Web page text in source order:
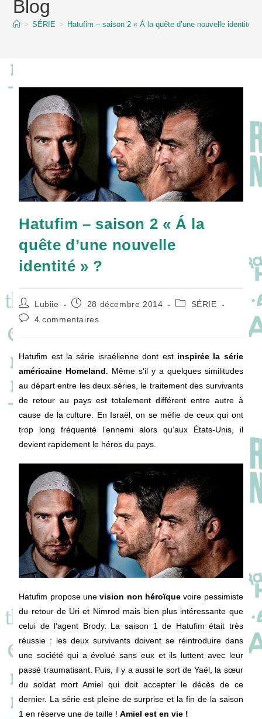
contentBlog
> SÉRIE > Hatufim – saison 2 « Á la quête d’une nouvelle identité »
Hatufim – saison 2 « Á la
quête d’une nouvelle
identité » ?
Auteur/autrice
de
la
Lubiie
Publication
28 décembre 2014
PostSÉRIE
Commentaires
4 commentaires
Hatufim est la série israélienne dont est inspirée la série
américaine Homeland . Même s’il y a quelques similitudes
au départ entre les deux séries, le traitement des survivants
de retour au pays est totalement différent entre autre à
cause de la culture. En Israël, on se méfie de ceux qui ont
trop long fréquenté l’ennemi alors qu’aux États-Unis, il
devient rapidement le héros du pays.
Hatufim propose unevision non héroïquevoire pessimiste
du retour de Uri et Nimrod mais bien plus intéressante que
celui de l’agent Brody. La saison 1 de Hatufim était très
réussie : les deux survivants doivent se réintroduire dans
une société qui a évolué sans eux et ils luttent avec leur
passé traumatisant. Puis, il y a aussi le sort de Yaël, la sœur
du soldat mort Amiel qui doit accepter le décès de ce
dernier. La série est pleine de surprise et la fin de la saison
1 en réserve une de taille !Amiel est en vie !